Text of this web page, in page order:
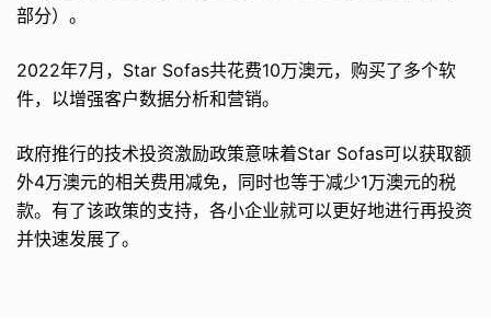
部分）。
2022年7月，Star Sofas共花费10万澳元，购买了多个软
件，以增强客户数据分析和营销。
政府推行的技术投资激励政策意味着Star Sofas可以获取额
外4万澳元的相关费用减免，同时也等于减少1万澳元的税
款。有了该政策的支持，各小企业就可以更好地进行再投资
并快速发展了。